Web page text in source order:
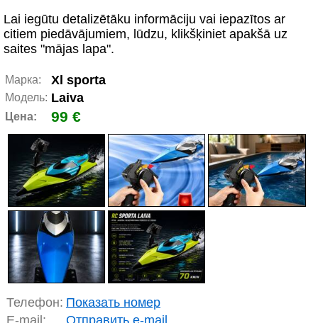
Lai iegūtu detalizētāku informāciju vai iepazītos ar
citiem piedāvājumiem, lūdzu, klikšķiniet apakšā uz
saites "mājas lapa".
Марка: Xl sporta
Модель: Laiva
Цена: 99 €
Телефон: Показать номер